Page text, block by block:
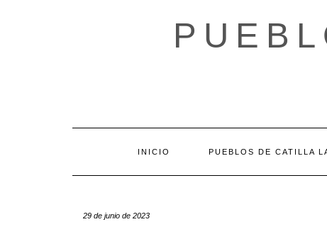
INICIO PUEBLOS DE CATILLA
29 de junio de 2023